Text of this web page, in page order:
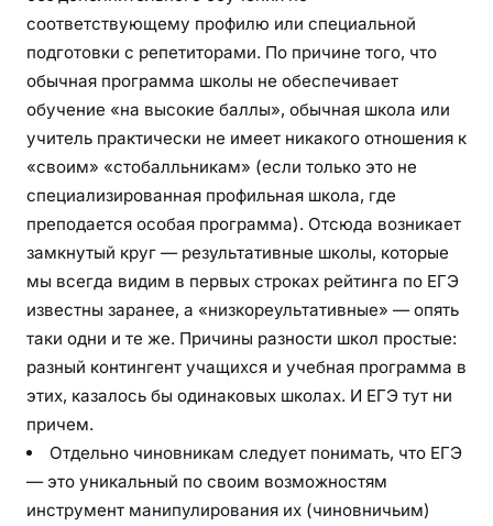
соответствующему профилю или специальной
подготовки с репетиторами. По причине того, что
обычная программа школы не обеспечивает
обучение «на высокие баллы», обычная школа или
учитель практически не имеет никакого отношения к
«своим» «стобалльникам» (если только это не
специализированная профильная школа, где
преподается особая программа). Отсюда возникает
замкнутый круг — результативные школы, которые
мы всегда видим в первых строках рейтинга по ЕГЭ
известны заранее, а «низкореультативные» — опять
таки одни и те же. Причины разности школ простые:
разный контингент учащихся и учебная программа в
этих, казалось бы одинаковых школах. И ЕГЭ тут ни
причем.
Отдельно чиновникам следует понимать, что ЕГЭ
— это уникальный по своим возможностям
инструмент манипулирования их (чиновничьим)